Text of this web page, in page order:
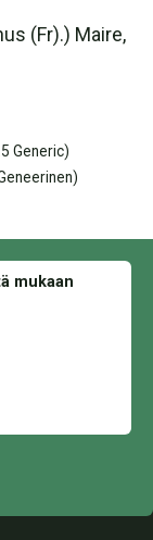
(Fr).) Maire,
Generic)